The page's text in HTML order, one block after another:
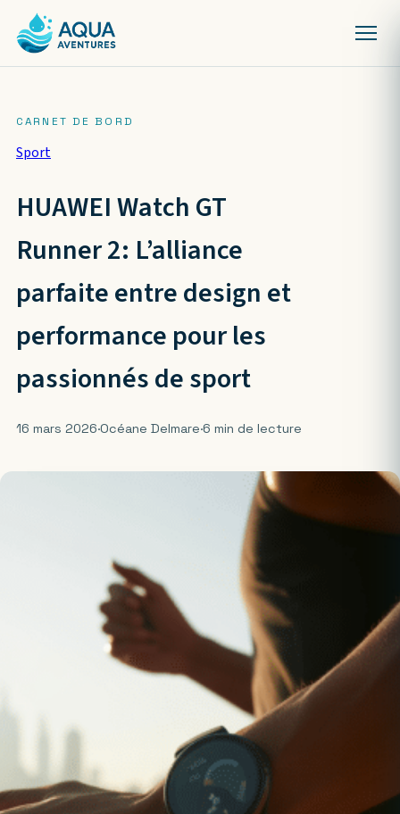
Sport
HUAWEI Watch GT
Runner 2: L’alliance
parfaite entre design et
performance pour les
passionnés de sport
16 mars 2026·Océane Delmare·6 min de lecture